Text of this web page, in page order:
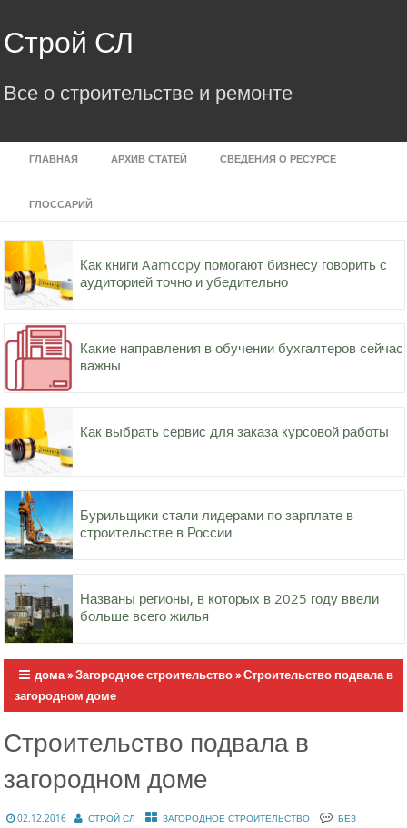
to
content
Строй СЛ
Все о строительстве и ремонте
ГЛАВНАЯ АРХИВ СТАТЕЙ СВЕДЕНИЯ О РЕСУРСЕ
ГЛОССАРИЙ
Как книги Aamcopy помогают бизнесу говорить с
аудиторией точно и убедительно
Какие направления в обучении бухгалтеров сейчас
важны
Как выбрать сервис для заказа курсовой работы
Бурильщики стали лидерами по зарплате в
строительстве в России
Названы регионы, в которых в 2025 году ввели
больше всего жилья
дома»Загородное строительство»Строительство подвала в
загородном доме
Строительство подвала в
загородном доме
02.12.2016 СТРОЙ СЛ ЗАГОРОДНОЕ СТРОИТЕЛЬСТВО
БЕЗ